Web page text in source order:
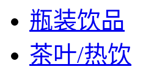
瓶装饮品
茶叶/热饮